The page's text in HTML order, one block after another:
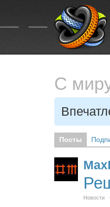
С
Посты
Новости